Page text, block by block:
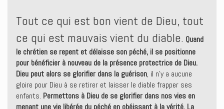
Tout ce qui est bon vient de Dieu, tout
ce qui est mauvais vient du diable. Quand
le chrétien se repent et délaisse son péché, il se positionne
pour bénéficier à nouveau de la présence protectrice de Dieu.
Dieu peut alors se glorifier dans la guérison, il n’y a aucune
gloire pour Dieu à se retirer et laisser le diable frapper ses
enfants. Permettons à Dieu de se glorifier dans nos vies en
menant une vie libérée du péché en obéissant à la vérité. La